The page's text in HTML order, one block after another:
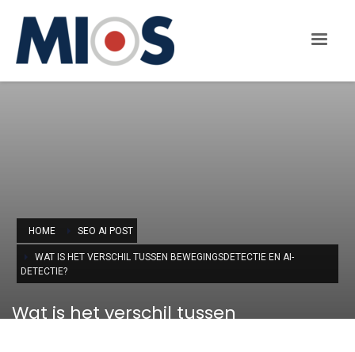
HOME SEO AI POST
WAT IS HET VERSCHIL TUSSEN BEWEGINGSDETECTIE EN AI-
DETECTIE?
Wat is het verschil tussen